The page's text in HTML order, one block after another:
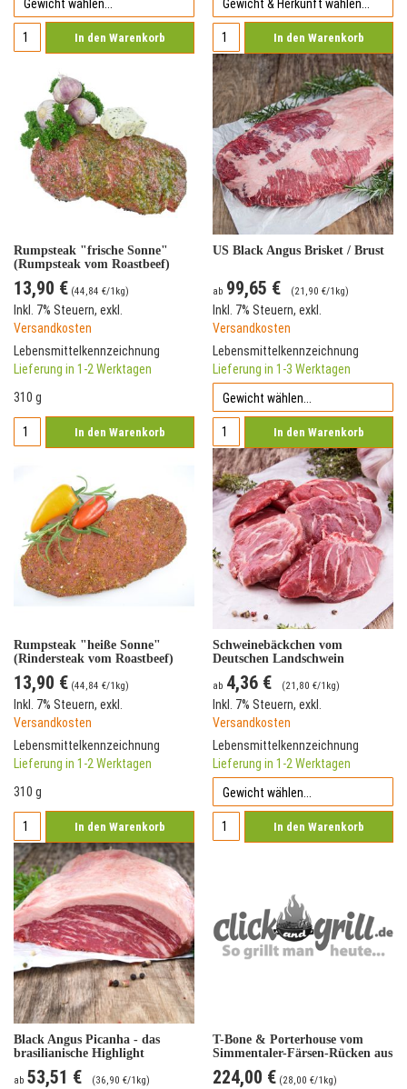
In den Warenkorb In den Warenkorb
Rumpsteak "frische Sonne"
(Rumpsteak vom Roastbeef)
13,90 € (44,84 €/1kg)
Inkl. 7% Steuern, exkl.
Versandkosten
Lebensmittelkennzeichnung
Lieferung in 1-2 Werktagen
310 g
In den Warenkorb
US Black Angus Brisket / Brust
ab 99,65 € (21,90 €/1kg)
Inkl. 7% Steuern, exkl.
Versandkosten
Lebensmittelkennzeichnung
Lieferung in 1-3 Werktagen
In den Warenkorb
Rumpsteak "heiße Sonne"
(Rindersteak vom Roastbeef)
13,90 € (44,84 €/1kg)
Inkl. 7% Steuern, exkl.
Versandkosten
Lebensmittelkennzeichnung
Lieferung in 1-2 Werktagen
310 g
In den Warenkorb
Schweinebäckchen vom
Deutschen Landschwein
ab 4,36 € (21,80 €/1kg)
Inkl. 7% Steuern, exkl.
Versandkosten
Lebensmittelkennzeichnung
Lieferung in 1-2 Werktagen
In den Warenkorb
Black Angus Picanha - das
brasilianische Highlight
ab 53,51 € (36,90 €/1kg)
T-Bone & Porterhouse vom
Simmentaler-Färsen-Rücken aus
Franken *Prime Selektion &
Versandkostenfrei*
224,00 € (28,00 €/1kg)